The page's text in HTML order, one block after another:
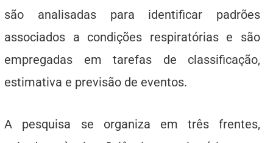
são analisadas para identificar padrões
associados a condições respiratórias e são
empregadas em tarefas de classificação,
estimativa e previsão de eventos.
A pesquisa se organiza em três frentes,